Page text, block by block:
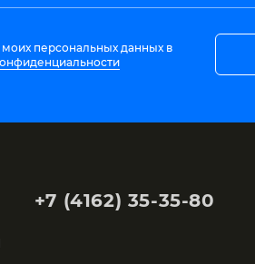
моих персональных данных в
+7 (4162) 35-35-80